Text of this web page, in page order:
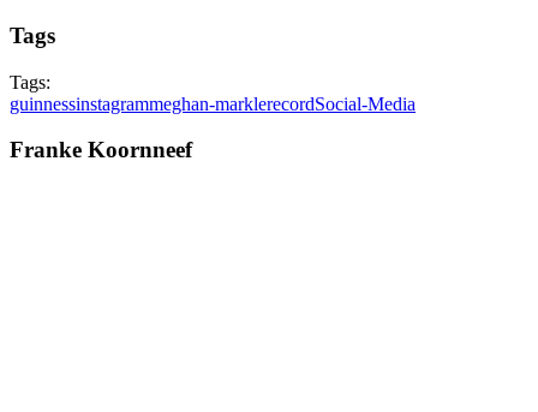
Tags
Tags:
guinnessinstagrammeghan-marklerecordSocial-Media
Franke Koornneef